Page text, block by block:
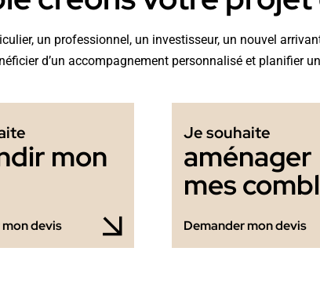
un professionnel, un investisseur, un nouvel
d’un accompagnement personnalisé et planifier
mon
devis
Je souhaite
aménager
mes
Demander mon devis